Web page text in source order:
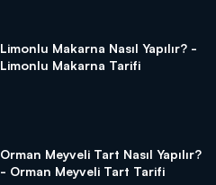
Limonlu Makarna Nasıl Yapılır? -
Limonlu Makarna Tarifi
Orman Meyveli Tart Nasıl Yapılır?
- Orman Meyveli Tart Tarifi